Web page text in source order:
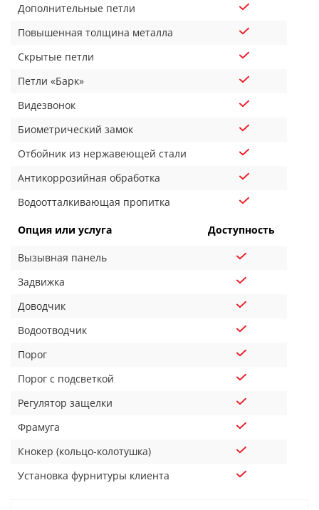
Дополнительные петли
Повышенная толщина металла
Скрытые петли
Петли «Барк»
Видезвонок
Биометрический замок
Отбойник из нержавеющей стали
Антикоррозийная обработка
Водоотталкивающая пропитка
Опция или услуга Доступность
Вызывная панель
Задвижка
Доводчик
Водоотводчик
Порог
Порог с подсветкой
Регулятор защелки
Фрамуга
Кнокер (кольцо-колотушка)
Установка фурнитуры клиента